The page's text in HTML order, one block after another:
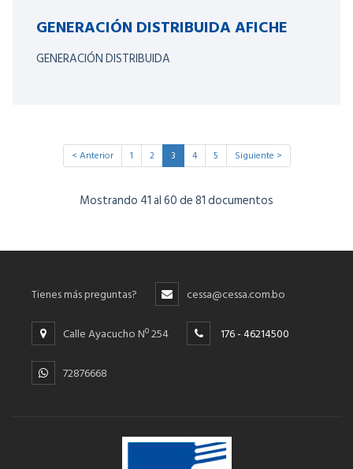
GENERACIÓN DISTRIBUIDA AFICHE
GENERACIÓN DISTRIBUIDA
< Anterior 1 2 3 4 5 Siguiente >
Mostrando 41 al 60 de 81 documentos
Tienes más preguntas? cessa@cessa.com.bo
Calle Ayacucho Nº 254 176 - 46214500
72876668